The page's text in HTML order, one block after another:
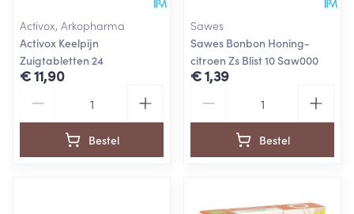
Activox, Arkopharma
Activox Keelpijn
Zuigtabletten 24
€ 11,90
Bestel
Sawes
Sawes Bonbon Honing-
citroen Zs Blist 10 Saw000
€ 1,39
Bestel